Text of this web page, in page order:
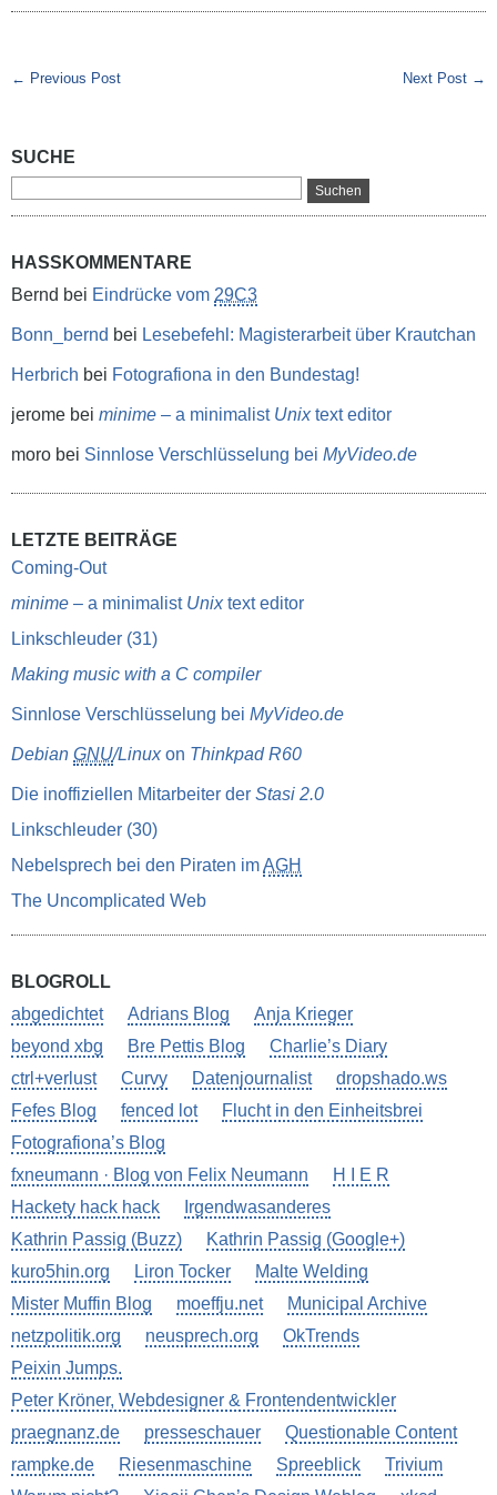
← Previous Post Next Post →
SUCHE
HASSKOMMENTARE
Bernd bei Eindrücke vom 29C3
Bonn_bernd bei Lesebefehl: Magisterarbeit über Krautchan
Herbrich bei Fotografiona in den Bundestag!
jerome bei minime – a minimalist Unixtext editor
moro bei Sinnlose Verschlüsselung bei MyVideo.de
LETZTE BEITRÄGE
Coming-Out
minime – a minimalist Unixtext editor
Linkschleuder (31)
Making music with a C compiler
Sinnlose Verschlüsselung bei MyVideo.de
Debian GNU/Linuxon Thinkpad R60
Die inoffiziellen Mitarbeiter der Stasi 2.0
Linkschleuder (30)
Nebelsprech bei den Piraten imAGH
The Uncomplicated Web
BLOGROLL
abgedichtet
Adrians Blog
Anja Krieger
beyond xbg
Bre Pettis Blog
Charlie’s Diary
ctrl+verlust
Curvy Datenjournalist
dropshado.ws
Fefes Blog
fenced lot
Flucht in den Einheitsbrei
Fotografiona’s Blog
fxneumann · Blog von Felix Neumann
H I E R
Hackety hack hack
Irgendwasanderes
Kathrin Passig (Buzz)
Kathrin Passig (Google+)
kuro5hin.org
Liron Tocker
Malte Welding
Mister Muffin Blog
moeffju.net
Municipal Archive
netzpolitik.org
neusprech.org
OkTrends
Peixin Jumps.
Peter Kröner, Webdesigner & Frontendentwickler
praegnanz.de
presseschauer
Questionable Content
rampke.de
Riesenmaschine Spreeblick
Trivium